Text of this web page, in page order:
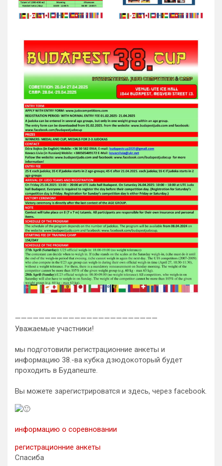
————————————————————————
Уважаемые участники!
мы подготовили регистрационние анкеты и
информацию 38.-ва кубка дзюдокоторый будет
проходить в Будапеште.
Вы можете зарегистрироватся и здесь, через facebook.
информацию о соревновании
регистрационние анкеты
Спасиба